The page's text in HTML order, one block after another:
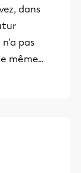
dans
pas
même...